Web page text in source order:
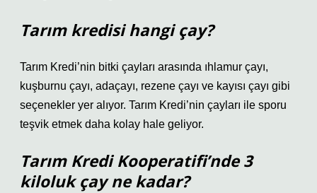
Tarım kredisi hangi çay?
Tarım Kredi’nin bitki çayları arasında ıhlamur çayı,
kuşburnu çayı, adaçayı, rezene çayı ve kayısı çayı gibi
seçenekler yer alıyor. Tarım Kredi’nin çayları ile sporu
teşvik etmek daha kolay hale geliyor.
Tarım Kredi Kooperatifi’nde 3
kiloluk çay ne kadar?